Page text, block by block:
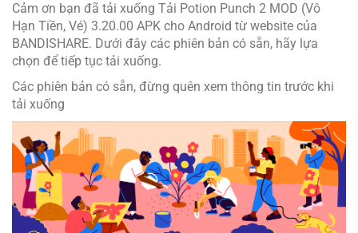
Cảm ơn bạn đã tải xuống Tải Potion Punch 2 MOD (Vô
Hạn Tiền, Vé) 3.20.00 APK cho Android từ website của
BANDISHARE. Dưới đây các phiên bản có sẵn, hãy lựa
chọn để tiếp tục tải xuống.
Các phiên bản có sẵn, đừng quên xem thông tin trước khi
tải xuống